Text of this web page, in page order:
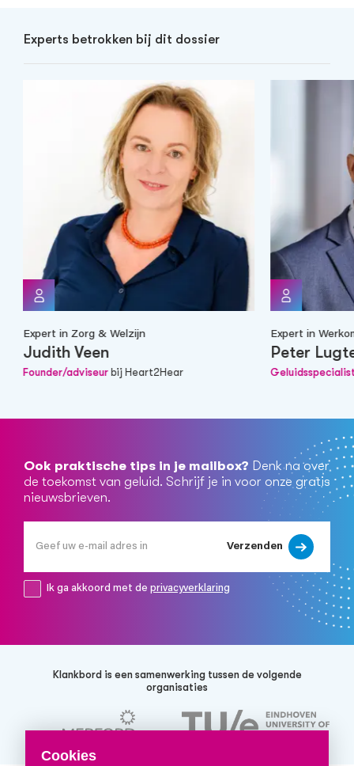
Cookies
Experts betrokken bij dit dossier
Expert in Zorg & Welzijn
Judith Veen
Founder/adviseur bij Heart2Hear
Expert in
Peter
Ook praktische tips in je mailbox? Denk na over
de toekomst van geluid. Schrijf je in voor onze gratis
nieuwsbrieven.
Verzenden
Ik ga akkoord met de privacyverklaring
Klankbord is een samenwerking tussen de volgende
organisaties